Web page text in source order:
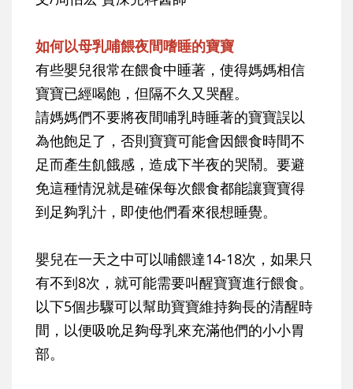
如何以母乳哺餵夜間嗜睡的寶寶
有些嬰兒很常在餵食中睡著，使得媽媽相信
寶寶已經喝飽，但隔不久又哭醒。
請媽媽們不要將夜間哺乳時睡著的寶寶誤以
為他飽足了，否則寶寶可能會因餵食時間不
足而產生飢餓感，造成下半夜的哭鬧。要避
免這種情況就是確保每次餵食都能讓寶寶得
到足夠乳汁，即使他們看來很想睡覺。
嬰兒在一天之中可以哺餵達14-18次，如果只
有不到8次，就可能需要叫醒寶寶進行餵食。
以下5個步驟可以幫助寶寶維持夠長的清醒時
間，以便吸吮足夠母乳來充滿他們的小小胃
部。